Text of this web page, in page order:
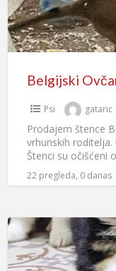
Belgijski
Psi gataric
Prodajem štence
vrhunskih roditelja.
Štenci su očišćeni
informacija
[…]
22 pregleda, 0 danas